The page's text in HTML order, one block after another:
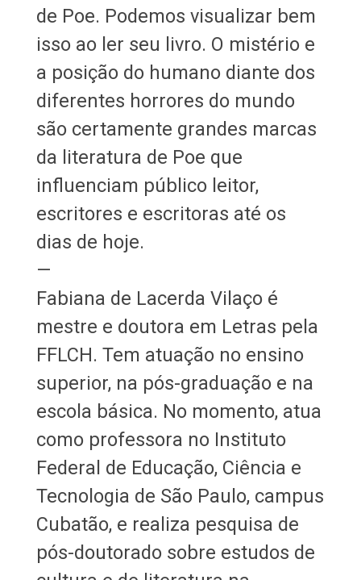
de Poe. Podemos visualizar bem
isso ao ler seu livro. O mistério e
a posição do humano diante dos
diferentes horrores do mundo
são certamente grandes marcas
da literatura de Poe que
influenciam público leitor,
escritores e escritoras até os
dias de hoje.
—
Fabiana de Lacerda Vilaço é
mestre e doutora em Letras pela
FFLCH. Tem atuação no ensino
superior, na pós-graduação e na
escola básica. No momento, atua
como professora no Instituto
Federal de Educação, Ciência e
Tecnologia de São Paulo, campus
Cubatão, e realiza pesquisa de
pós-doutorado sobre estudos de